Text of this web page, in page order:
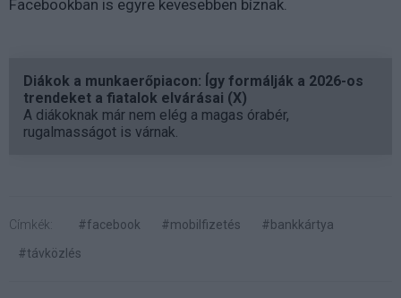
Facebookban is egyre kevesebben bíznak.
Diákok a munkaerőpiacon: Így formálják a 2026-os
trendeket a fiatalok elvárásai (X)
A diákoknak már nem elég a magas órabér,
rugalmasságot is várnak.
Címkék: #facebook #mobilfizetés
#bankkártya
#távközlés